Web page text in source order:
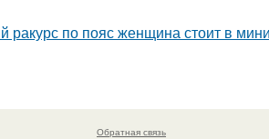
ракурс по пояс женщина стоит в
Обратная связь